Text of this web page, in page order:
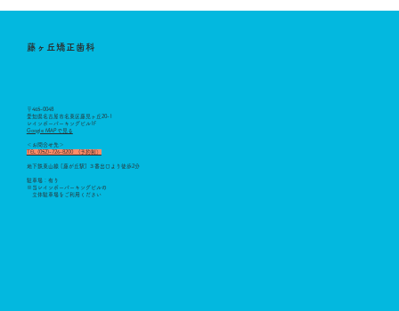
保険適応となる顎変形症について
〒465-0048
愛知県名古屋市名東区藤見ヶ丘20-1
レインボーパーキングビル1F
Google MAPで見る
​ ＜お問合せ先＞
TEL (052)-726-8200 (予約制）
地下鉄東山線 [藤が丘駅] ３番出口より徒歩2分
駐車場：有り
※当レインボーパーキングビルの
立体駐車場をご利用ください
藤ヶ丘矯正歯科